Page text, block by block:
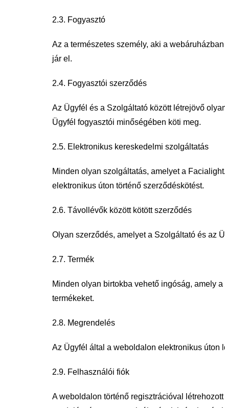
2.3. Fogyasztó
Az a természetes személy, aki a
jár el.
2.4. Fogyasztói szerződés
Az Ügyfél és a Szolgáltató között létrejövő
Ügyfél fogyasztói minőségében köti meg.
2.5. Elektronikus kereskedelmi szolgáltatás
Minden olyan szolgáltatás, amelyet a
elektronikus úton történő szerződéskötést.
2.6. Távollévők között kötött szerződés
Olyan szerződés, amelyet a Szolgáltató és az
2.7. Termék
Minden olyan birtokba vehető ingóság, amely
termékeket.
2.8. Megrendelés
Az Ügyfél által a weboldalon elektronikus úton
2.9. Felhasználói fiók
A weboldalon történő regisztrációval